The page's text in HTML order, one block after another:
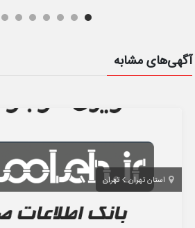
آگهی‌های مشابه
استان تهران تهران